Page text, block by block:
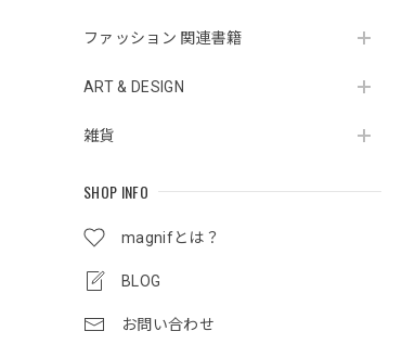
ファッション 関連書籍
ART & DESIGN
雑貨
SHOP INFO
magnifとは？
BLOG
お問い合わせ